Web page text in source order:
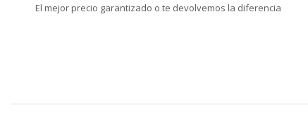
El mejor precio garantizado o te devolvemos la diferencia